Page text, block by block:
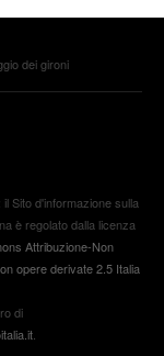
dei gironi
: il Sito d'informazione sulla
è regolato dalla licenza
Attribuzione-Non
opere derivate 2.5 Italia
di
.